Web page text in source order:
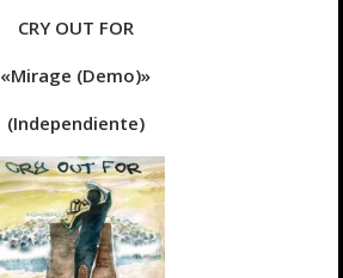
CRY OUT FOR
«Mirage (Demo)»
(Independiente)